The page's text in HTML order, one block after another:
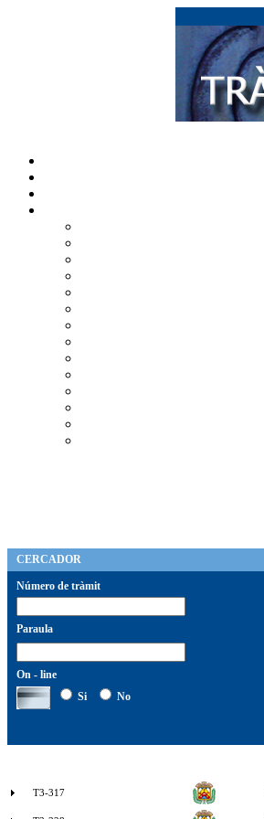
CERCADOR
Número de tràmit
Paraula
On - line
Si
No
T3-317